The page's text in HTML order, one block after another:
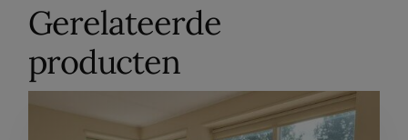
Gerelateerde
producten